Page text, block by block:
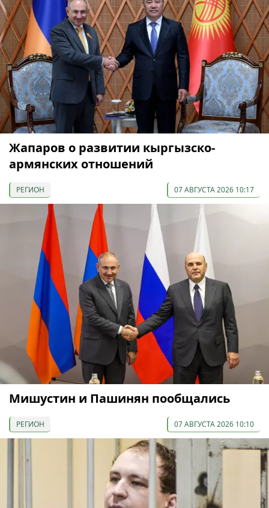
Жапаров о развитии кыргызско-
армянских отношений
РЕГИОН 07 АВГУСТА 2026 10:17
Мишустин и Пашинян пообщались
РЕГИОН 07 АВГУСТА 2026 10:10